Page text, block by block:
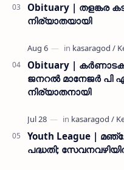
Obituary | തളങ്കര
നിര്യാതയായി
Obituary |
ജനറൽ മാനേജർ പി
നിര്യാതനായി
Youth League |
പദ്ധതി;